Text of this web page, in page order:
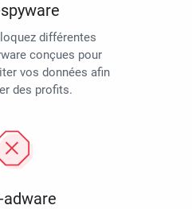
différentes
conçues pour
vos données afin
des profits.